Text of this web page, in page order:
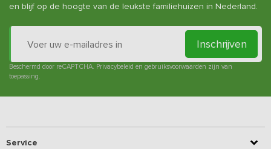
en blijf op de hoogte van de leukste familiehuizen in Nederland.
Inschrijven
Beschermd door reCAPTCHA. Privacybeleid en gebruiksvoorwaarden zijn van
toepassing.
Service